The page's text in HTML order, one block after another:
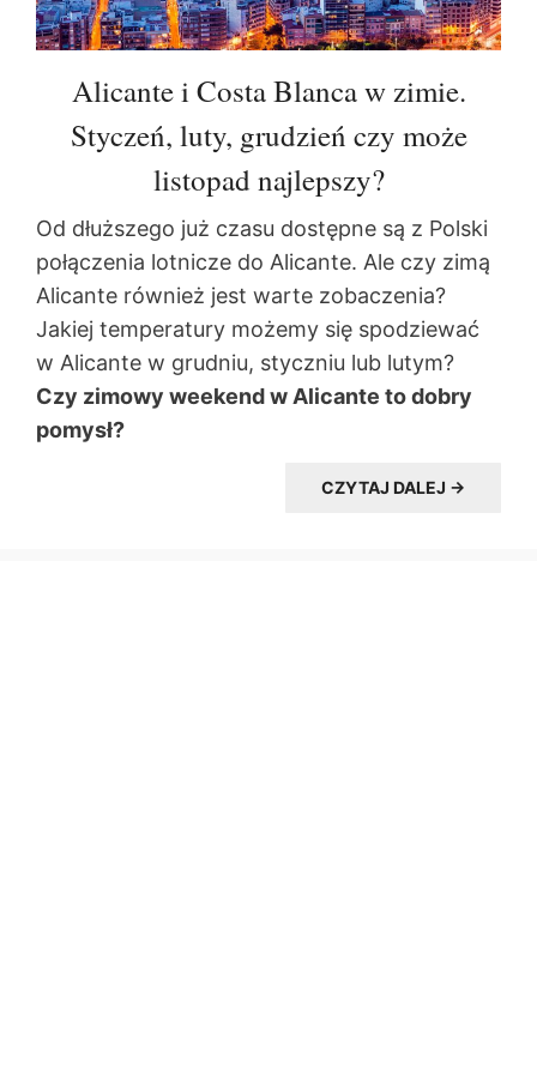
Alicante i Costa Blanca w zimie.
Styczeń, luty, grudzień czy może
listopad najlepszy?
Od dłuższego już czasu dostępne są z Polski
połączenia lotnicze do Alicante. Ale czy zimą
Alicante również jest warte zobaczenia?
Jakiej temperatury możemy się spodziewać
w Alicante w grudniu, styczniu lub lutym?
Czy zimowy weekend w Alicante to dobry
pomysł?
CZYTAJ DALEJ →